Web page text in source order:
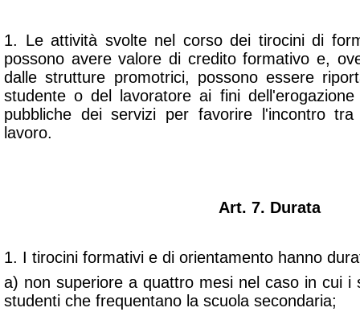
1. Le attività svolte nel corso dei tirocini di
possono avere valore di credito formativo e,
dalle strutture promotrici, possono essere
studente o del lavoratore ai fini
pubbliche dei servizi per favorire l'incontro
lavoro.
Art. 7. Durata
1. I tirocini formativi e di orientamento hanno
a) non superiore a quattro mesi nel caso in cui i
studenti che frequentano la scuola secondaria;